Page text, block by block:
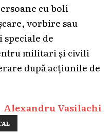
cu boli
vorbire sau
de
militari și civili
după acțiunile de
Alexandru Vasilachi